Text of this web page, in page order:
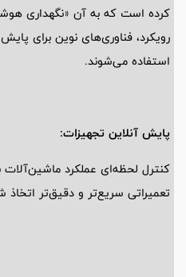
کرده است که به آن «نگهداری
رویکرد، فناوری‌های نوین برای
استفاده می‌شوند.
پایش آنلاین تجهیزات:
کنترل لحظه‌ای عملکرد
تعمیراتی سریع‌تر و دقیق‌تر اتخاذ